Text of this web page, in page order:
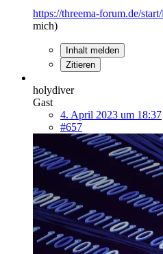
https://threema-forum.de/
mich)
Inhalt melden
Zitieren
holydiver
Gast
4. April 2023 um 18:37
#657